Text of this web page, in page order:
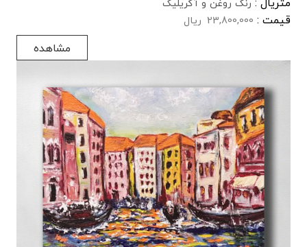
قیمت : 23,800,000 ریال
مشاهده